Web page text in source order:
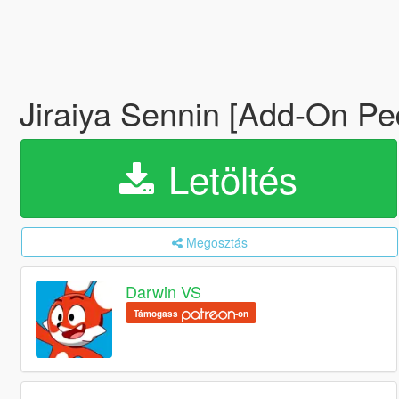
Jiraiya Sennin [Add-On
Letöltés
Megosztás
Darwin VS
Támogass -on